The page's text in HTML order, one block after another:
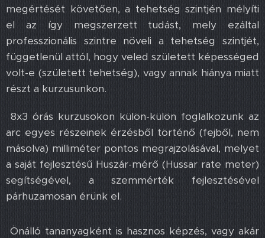
megértését követően, a tehetség szintjén mélyíti
el az így megszerzett tudást, mely ezáltal
professzionális szintre növeli a tehetség szintjét,
függetlenül attól, hogy veled született képességed
volt-e (született tehetség), vagy annak hiánya miatt
részt a kurzusunkon.
8x3 órás kurzusokon külön-külön foglalkozunk az
arc egyes részeinek érzésből történő (fejből, nem
másolva) milliméter pontos megrajzolásával, melyet
a saját fejlesztésű Huszár-mérő (Hussar rate meter)
segítségével, a szemmérték fejlesztésével
párhuzamosan érünk el.
Önálló tananyagként is hasznos képzés, vagy akár